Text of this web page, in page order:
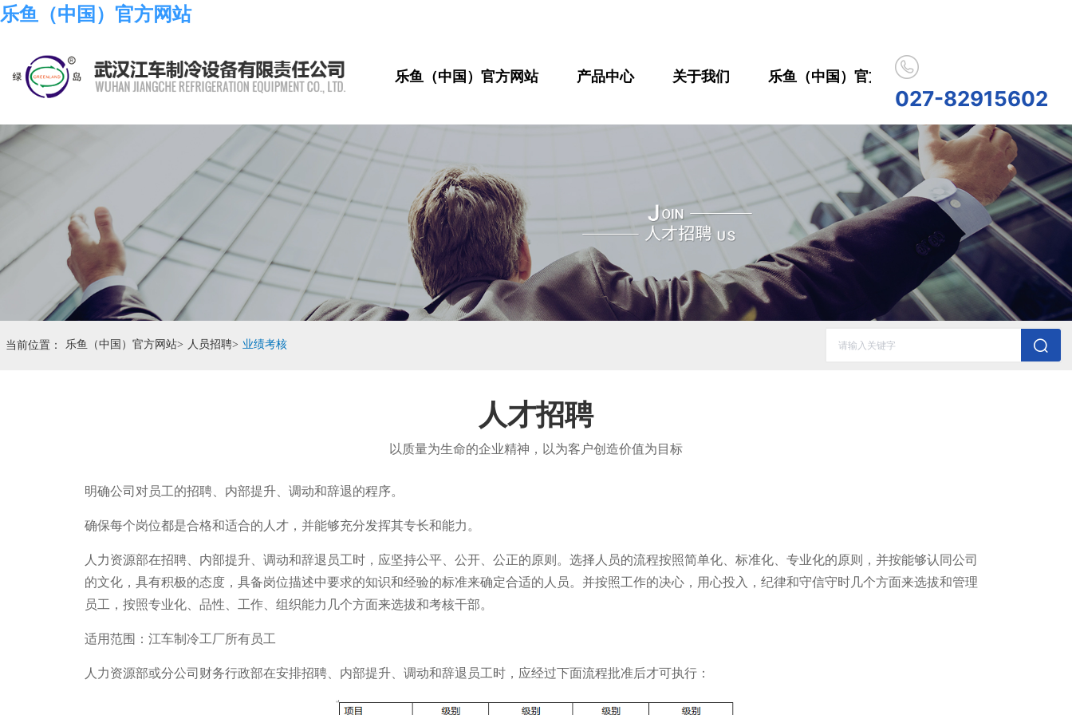
乐鱼（中国）官方网站
乐鱼（中国）官方网站 产品中心 关于我们 乐鱼（中国）官方网站
027-82915602
当前位置： 乐鱼（中国）官方网站> 人员招聘> 业绩考核 清空记录
人才招聘
以质量为生命的企业精神，以为客户创造价值为目标
明确公司对员工的招聘、内部提升、调动和辞退的程序。
确保每个岗位都是合格和适合的人才，并能够充分发挥其专长和能力。
人力资源部在招聘、内部提升、调动和辞退员工时，应坚持公平、公开、公正的原则。选择人员的流程按照简单化、标准化、专业化的原则，并按能够认同公司
的文化，具有积极的态度，具备岗位描述中要求的知识和经验的标准来确定合适的人员。并按照工作的决心，用心投入，纪律和守信守时几个方面来选拔和管理
员工，按照专业化、品性、工作、组织能力几个方面来选拔和考核干部。
适用范围：江车制冷工厂所有员工
人力资源部或分公司财务行政部在安排招聘、内部提升、调动和辞退员工时，应经过下面流程批准后才可执行：